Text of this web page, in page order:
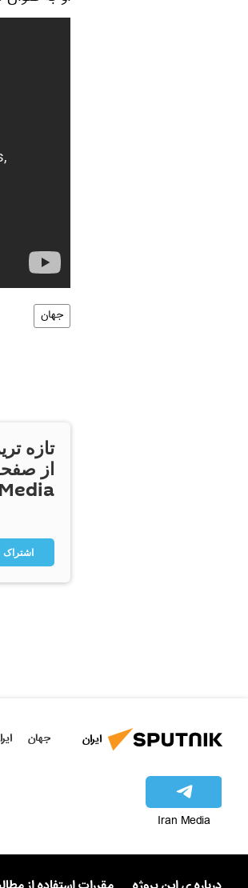
جهان
تازه
Media دنبال کنید
اشتراک
ایران جهان
Iran Media